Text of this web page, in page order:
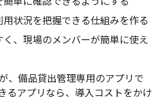
状況を把握できる仕組みを作る
、現場のメンバーが簡単に使え
、備品貸出管理専用のアプリで
るアプリなら、導入コストをかけ